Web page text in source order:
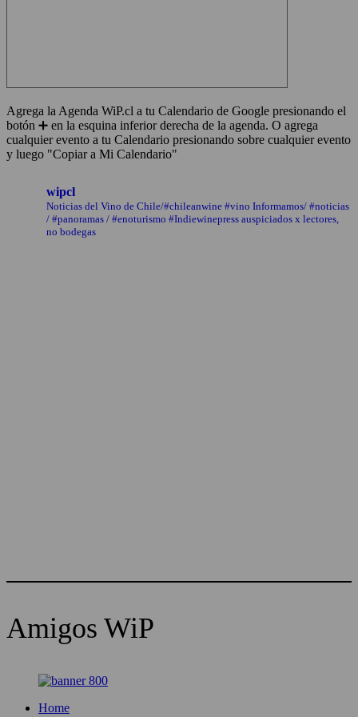
Agrega la Agenda WiP.cl a tu Calendario de Google presionando el
botón ➕ en la esquina inferior derecha de la agenda. O agrega
cualquier evento a tu Calendario presionando sobre cualquier evento
y luego "Copiar a Mi Calendario"
wipcl
Noticias del Vino de Chile/#chileanwine #vino Informamos/ #noticias
/ #panoramas / #enoturismo #Indiewinepress auspiciados x lectores,
no bodegas
Amigos WiP
Home